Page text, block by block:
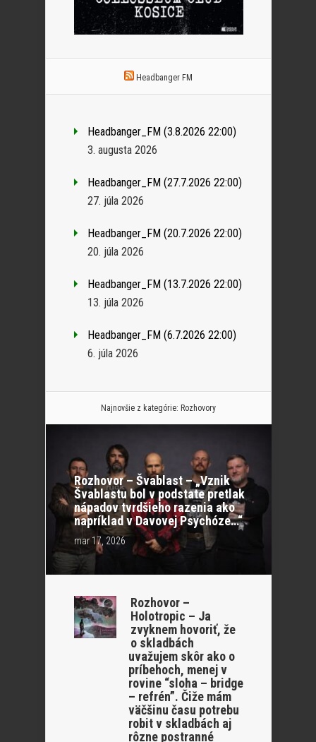
Headbanger FM
Headbanger_FM (3.8.2026 22:00)
3. augusta 2026
Headbanger_FM (27.7.2026 22:00)
27. júla 2026
Headbanger_FM (20.7.2026 22:00)
20. júla 2026
Headbanger_FM (13.7.2026 22:00)
13. júla 2026
Headbanger_FM (6.7.2026 22:00)
6. júla 2026
Najnovšie z kategórie: Rozhovory
Rozhovor – Švablast – „Vznik
Švablastu bol v podstate pretlak
nápadov tvrdšieho razenia ako
napríklad v Davovej Psychóze…“
mar 17, 2026
Rozhovor –
Holotropic – Ja
zvyknem hovoriť, že
o skladbách
uvažujem skôr ako o
príbehoch, menej v
rovine “sloha – bridge
– refrén”. Čiže mám
väčšinu času potrebu
robit v skladbách aj
rôzne postranné